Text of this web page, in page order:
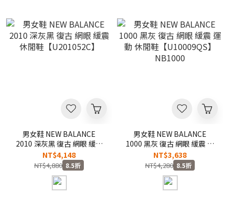
男女鞋 NEW BALANCE
2010 深灰黑 復古 網眼 緩震
休閒鞋【U201052C】
NT$4,148
NT$4,880 8.5折
男女鞋 NEW BALANCE
1000 黑灰 復古 網眼 緩震 運
動 休閒鞋【U10009QS】
NB1000
NT$3,638
NT$4,280 8.5折